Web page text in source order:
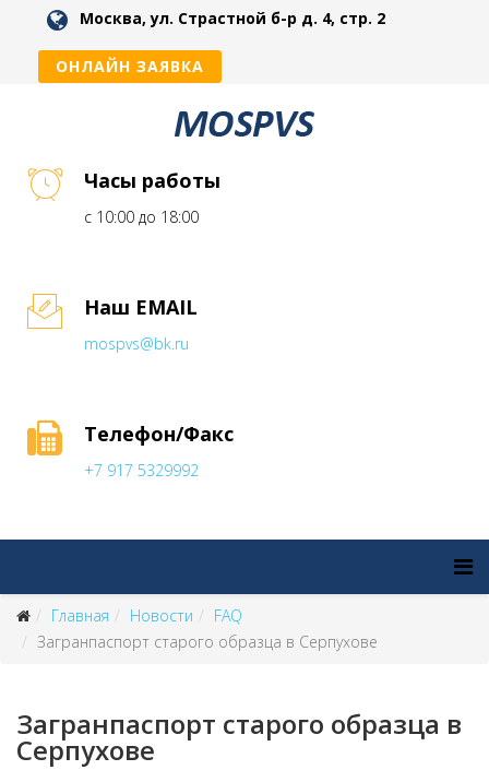
Москва, ул. Страстной б-р д. 4, стр. 2
ОНЛАЙН ЗАЯВКА
Часы работы
с 10:00 до 18:00
Наш EMAIL
mospvs@bk.ru
Телефон/Факс
+7 917 5329992
Главная Новости
FAQ
Загранпаспорт старого образца в Серпухове
Загранпаспорт старого образца в
Серпухове